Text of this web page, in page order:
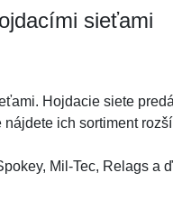
sieťami
Hojdacie siete
ich sortiment
Mil-Tec, Relags a